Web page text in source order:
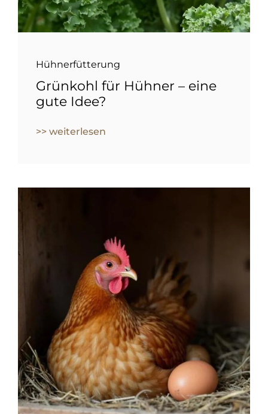
Hühnerfütterung
Grünkohl für Hühner – eine
gute Idee?
>> weiterlesen